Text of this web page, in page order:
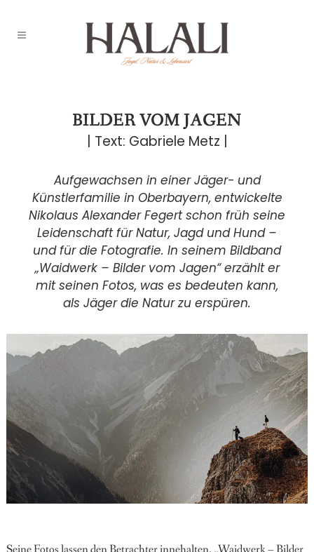
BILDER VOM JAGEN
| Text: Gabriele Metz |
Aufgewachsen in einer Jäger- und
Künstlerfamilie in Oberbayern, entwickelte
Nikolaus Alexander Fegert schon früh seine
Leidenschaft für Natur, Jagd und Hund –
und für die Fotografie. In seinem Bildband
„Waidwerk – Bilder vom Jagen“ erzählt er
mit seinen Fotos, was es bedeuten kann,
als Jäger die Natur zu erspüren.